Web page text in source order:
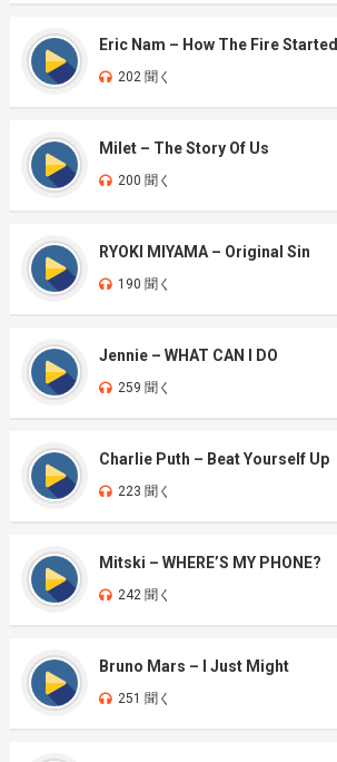
Eric Nam – How The Fire Started
202 聞く
Milet – The Story Of Us
200 聞く
RYOKI MIYAMA – Original Sin
190 聞く
Jennie – WHAT CAN I DO
259 聞く
Charlie Puth – Beat Yourself Up
223 聞く
Mitski – WHERE’S MY PHONE?
242 聞く
Bruno Mars – I Just Might
251 聞く